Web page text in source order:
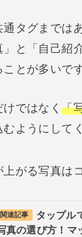
通タグまでは
と「自己紹
とが多いです
けではなく「
ようにして
上がる写真は
関連記事
タップル
真の選び方！マ